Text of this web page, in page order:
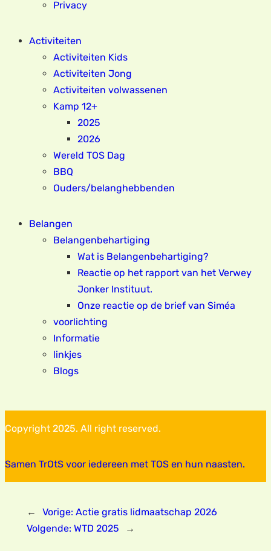
Privacy
Activiteiten
Activiteiten Kids
Activiteiten Jong
Activiteiten volwassenen
Kamp 12+
2025
2026
Wereld TOS Dag
BBQ
Ouders/belanghebbenden
Belangen
Belangenbehartiging
Wat is Belangenbehartiging?
Reactie op het rapport van het Verwey
Jonker Instituut.
Onze reactie op de brief van Siméa
voorlichting
Informatie
linkjes
Blogs
Copyright 2025. All right reserved.
Samen TrOtS voor iedereen met TOS en hun naasten.
← Vorige: Actie gratis lidmaatschap 2026
Volgende: WTD 2025 →